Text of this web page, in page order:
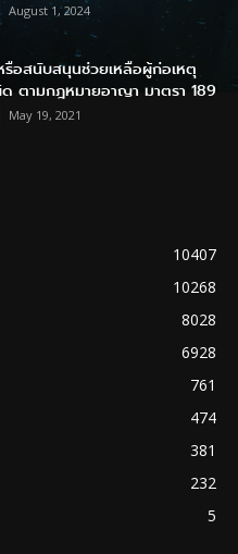
August 1, 2024
อสนับสนุนช่วยเหลือผู้ก่อเหตุ
ตามกฎหมายอาญา มาตรา 189
May 19, 2021
10407
10268
8028
6928
761
474
381
232
5